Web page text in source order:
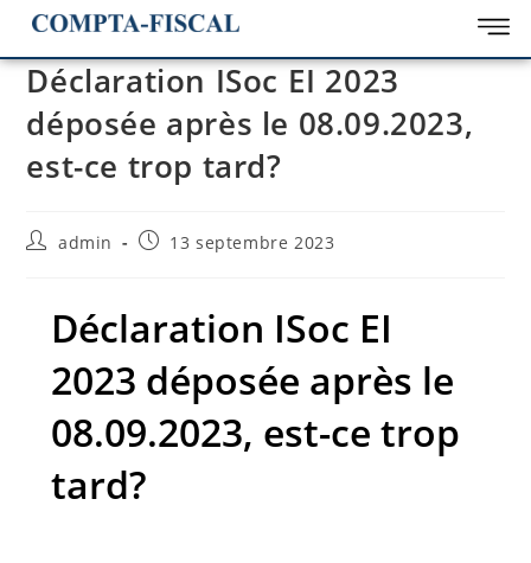
Déclaration ISoc EI 2023
déposée après le 08.09.2023,
est-ce trop tard?
admin 13 septembre 2023
Déclaration ISoc EI
2023 déposée après le
08.09.2023, est-ce trop
tard?